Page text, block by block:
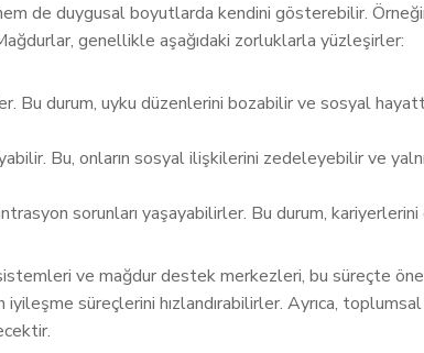
de duygusal boyutlarda kendini gösterebilir.
genellikle aşağıdaki zorluklarla yüzleşirler:
Bu durum, uyku düzenlerini bozabilir ve sosyal
Bu, onların sosyal ilişkilerini zedeleyebilir ve
sorunları yaşayabilirler. Bu durum,
ve mağdur destek merkezleri, bu süreçte
süreçlerini hızlandırabilirler. Ayrıca, toplumsal